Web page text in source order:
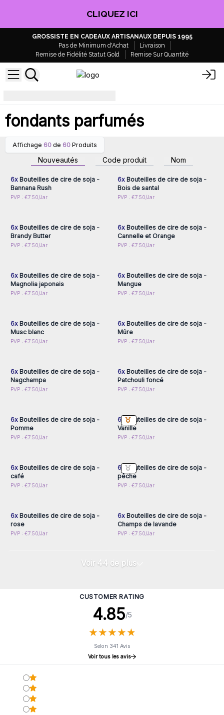
CLIQUEZ ICI
GROSSISTE EN CADEAUX ARTISANAUX DEPUIS 1995
Pas de Minimum d'Achat
Livraison
Remise de Fidélité Statut Gold
Remise Sur Quantité
fondants parfumés
Affichage 60 de 60 Produits
Nouveautés Code produit Nom
Connectez-vous ou
inscrivez-vous pour
accéder aux prix de gros
6xBouteilles de cire de soja -
Bannana Rush
PVP : €7.50/Jar
inscrivez-vous pour
accéder aux prix de gros
6xBouteilles de cire de soja -
Bois de santal
PVP : €7.50/Jar
Connectez-vous ou
6xBouteilles de cire de soja -
Brandy Butter
PVP : €7.50/Jar
Connectez-vous ou
6xBouteilles de cire de soja -
Cannelle et Orange
PVP : €7.50/Jar
Connectez-vous ou
6xBouteilles de cire de soja -
Magnolia japonais
PVP : €7.50/Jar
Connectez-vous ou
6xBouteilles de cire de soja -
Mangue
PVP : €7.50/Jar
Connectez-vous ou
6xBouteilles de cire de soja -
Musc blanc
PVP : €7.50/Jar
Connectez-vous ou
6xBouteilles de cire de soja -
Mûre
PVP : €7.50/Jar
Connectez-vous ou
6xBouteilles de cire de soja -
Nagchampa
PVP : €7.50/Jar
Connectez-vous ou
6xBouteilles de cire de soja -
Patchouli foncé
PVP : €7.50/Jar
Connectez-vous ou
6xBouteilles de cire de soja -
Pomme
PVP : €7.50/Jar
Connectez-vous ou
6x Bouteilles de cire de soja -
Vanille
PVP : €7.50/Jar
Connectez-vous ou
6xBouteilles de cire de soja -
café
PVP : €7.50/Jar
Connectez-vous ou
6x Bouteilles de cire de soja -
pêche
PVP : €7.50/Jar
Connectez-vous ou
6xBouteilles de cire de soja -
rose
PVP : €7.50/Jar
Connectez-vous ou
6xBouteilles de cire de soja -
Champs de lavande
PVP : €7.50/Jar
Voir 44 de plus
CUSTOMER RATING
4.85/5
★★★★★
★★★★★
Selon 341 Avis
Voir tous les avis